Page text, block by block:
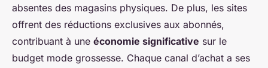
absentes des magasins physiques. De plus, les sites
offrent des réductions exclusives aux abonnés,
contribuant à une économie significative sur le
budget mode grossesse. Chaque canal d’achat a ses